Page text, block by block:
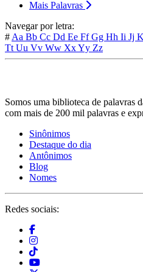
Mais Palavras
Navegar por letra:
# Aa Bb Cc Dd Ee FfGg Hh Ii Jj
Tt Uu Vv Ww XxYy Zz
Somos uma biblioteca de palavras
com mais de 200 mil palavras e
Sinônimos
Destaque do dia
Antônimos
Blog
Nomes
Redes sociais: